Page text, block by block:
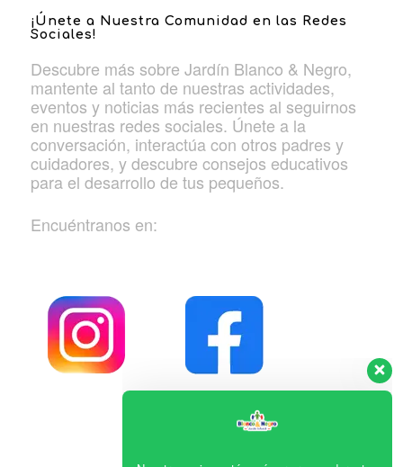
¡Únete a Nuestra Comunidad en las Redes
Sociales!
Descubre más sobre Jardín Blanco & Negro,
mantente al tanto de nuestras actividades,
eventos y noticias más recientes al seguirnos
en nuestras redes sociales. Únete a la
conversación, interactúa con otros padres y
cuidadores, y descubre consejos educativos
para el desarrollo de tus pequeños.
Encuéntranos en: